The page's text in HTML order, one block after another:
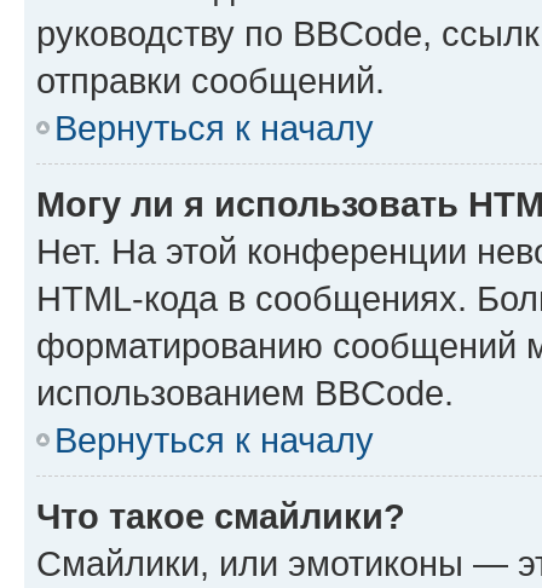
руководству по BBCode,
отправки сообщений.
Вернуться к началу
Могу ли я использовать
Нет. На этой конференции
HTML-кода в сообщениях.
форматированию сообщений
использованием BBCode.
Вернуться к началу
Что такое смайлики?
Смайлики, или эмотиконы —